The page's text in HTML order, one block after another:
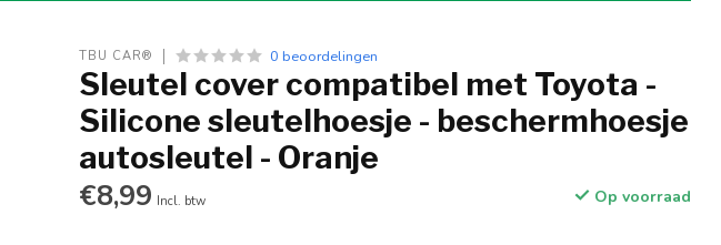
TBU CAR® 0 beoordelingen
Sleutel cover compatibel met Toyota -
Silicone sleutelhoesje - beschermhoesje
autosleutel - Oranje
€8,99 Incl. btw Op voorraad